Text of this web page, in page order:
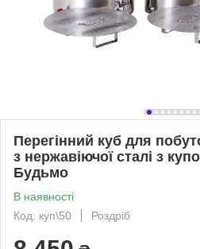
Перегінний куб для
з нержавіючої сталі з
Будьмо
В наявності
Код: куп\50
Роздріб